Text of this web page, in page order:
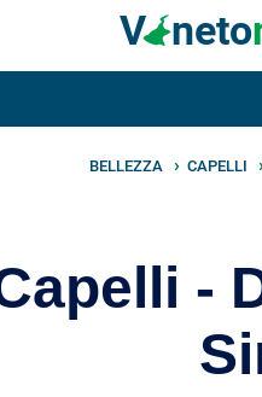
V neto
BELLEZZA CAPELLI
-